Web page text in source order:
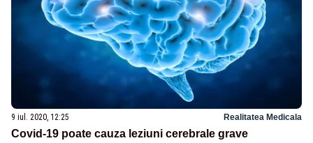
9 iul. 2020, 12:25 Realitatea Medicala
Covid-19 poate cauza leziuni cerebrale grave